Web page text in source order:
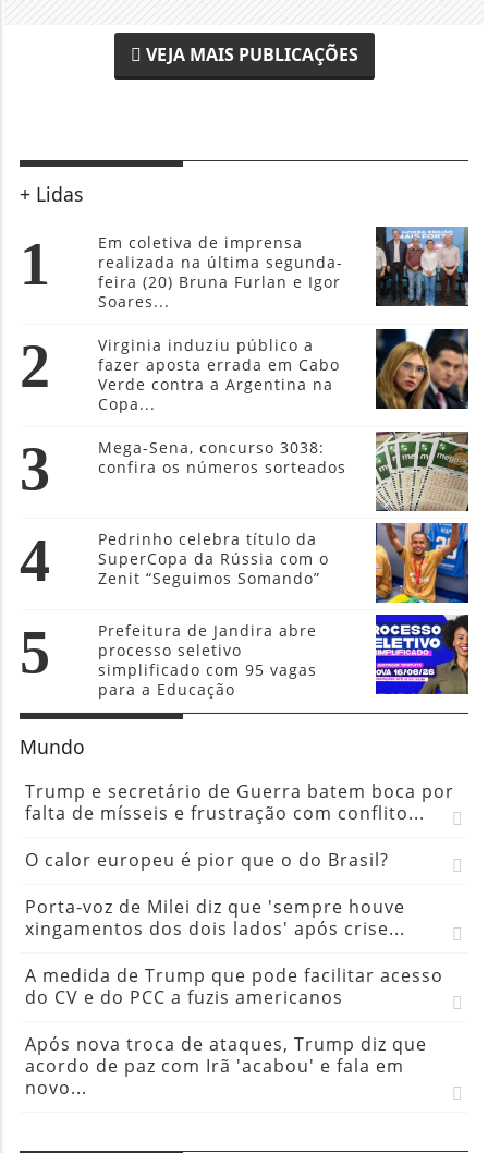
VEJA MAIS PUBLICAÇÕES
+ Lidas
1
Em coletiva de imprensa
realizada na última segunda-
feira (20) Bruna Furlan e Igor
Soares...
2
Virginia induziu público a
fazer aposta errada em Cabo
Verde contra a Argentina na
Copa...
3
Mega-Sena, concurso 3038:
confira os números sorteados
4
Pedrinho celebra título da
SuperCopa da Rússia com o
Zenit “Seguimos Somando”
5
Prefeitura de Jandira abre
processo seletivo
simplificado com 95 vagas
para a Educação
Mundo
Trump e secretário de Guerra batem boca por
falta de mísseis e frustração com conflito...
O calor europeu é pior que o do Brasil?
Porta-voz de Milei diz que 'sempre houve
xingamentos dos dois lados' após crise...
A medida de Trump que pode facilitar acesso
do CV e do PCC a fuzis americanos
Após nova troca de ataques, Trump diz que
acordo de paz com Irã 'acabou' e fala em
novo...